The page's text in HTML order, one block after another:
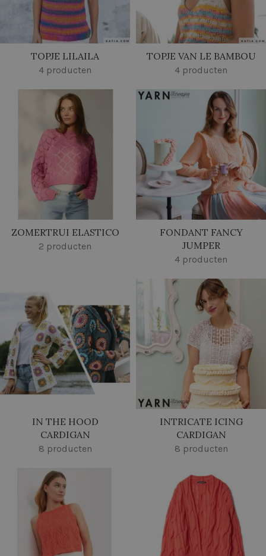
TOPJE LILAILA
4 producten
TOPJE VAN LE BAMBOU
4 producten
ZOMERTRUI ELASTICO
2 producten
FONDANT FANCY
JUMPER
4 producten
IN THE HOOD
CARDIGAN
8 producten
INTRICATE ICING
CARDIGAN
8 producten